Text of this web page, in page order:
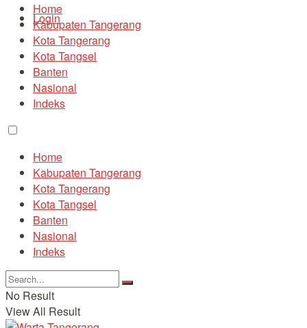
Login
Home
Kabupaten Tangerang
Kota Tangerang
Kota Tangsel
Banten
Nasional
Indeks
Home
Kabupaten Tangerang
Kota Tangerang
Kota Tangsel
Banten
Nasional
Indeks
No Result
View All Result